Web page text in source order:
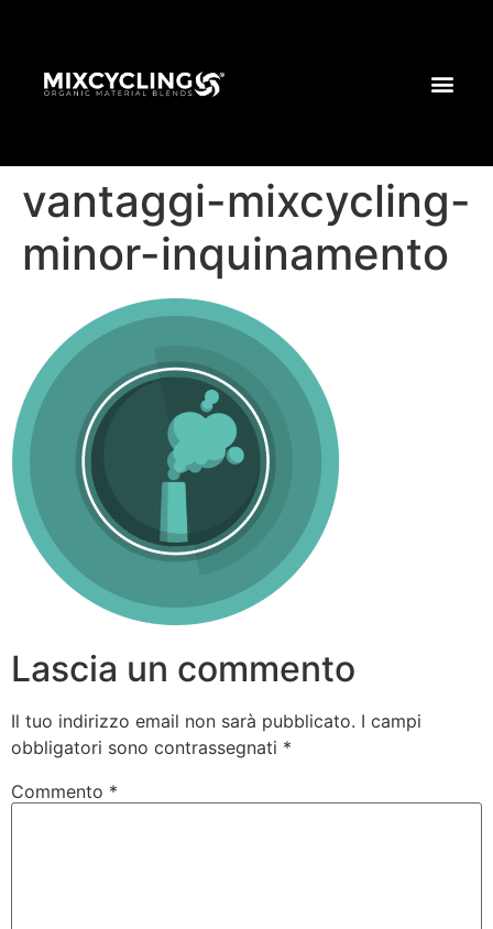
vantaggi-mixcycling-
minor-inquinamento
Lascia un commento
Il tuo indirizzo email non sarà pubblicato. I campi
obbligatori sono contrassegnati *
Commento *